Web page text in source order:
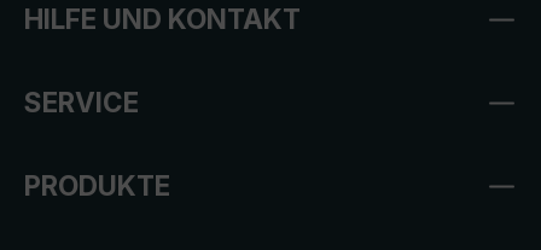
HILFE UND KONTAKT
SERVICE
PRODUKTE